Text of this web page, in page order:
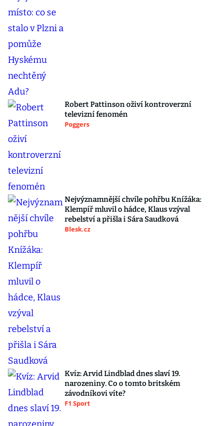
Robert Pattinson oživí kontroverzní
televizní fenomén
Poggers
Nejvýznamnější chvíle pohřbu Knížáka:
Klempíř mluvil o hádce, Klaus vzýval
rebelství a přišla i Sára Saudková
Blesk.cz
Kvíz: Arvid Lindblad dnes slaví 19.
narozeniny. Co o tomto britském
závodníkovi víte?
F1 Sport